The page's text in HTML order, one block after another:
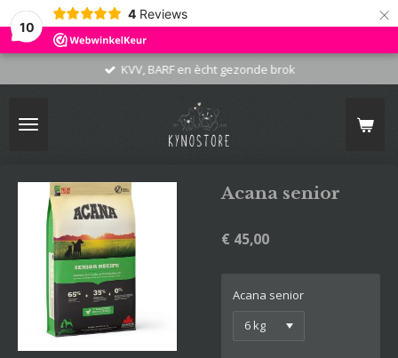
10
4 Reviews ×
KVV, BARF en ècht gezonde brok
Acana senior
€ 45,00
Acana senior